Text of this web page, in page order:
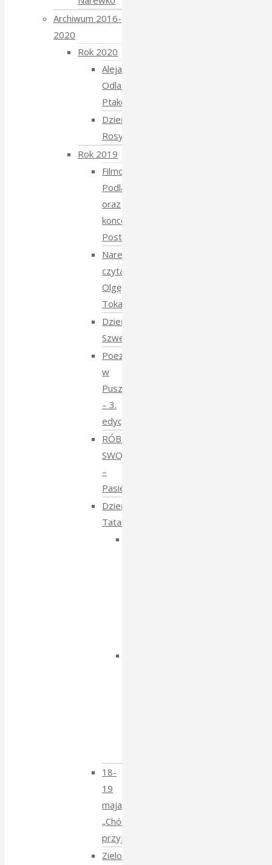
Archiwum 2016-
2020
Rok 2020
Aleja
Odlatujących
Ptaków
Dzień
Rosyjski
Rok 2019
Filmowe
Podlasie
oraz
koncert
Postmana
Narewka
czyta
Olgę
Tokarczuk
Dzień
Szwedzki
Poezja
w
Puszczy
– 3.
edycja
RÓBMY
SWOJE
–
Pasieki
Dzień
Tatarski
18-
19
maja
„Chór
przyjechał”
Zielony